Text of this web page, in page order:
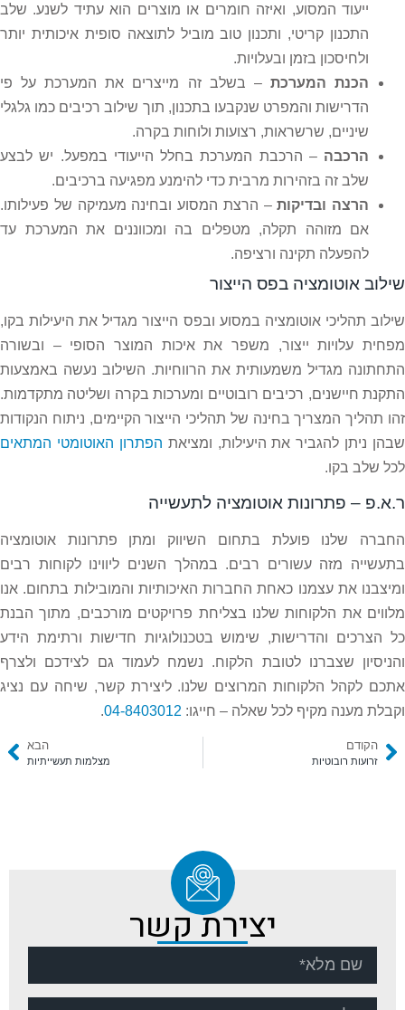
ייעוד המסוע, ואיזה חומרים או מוצרים הוא עתיד לשנע. שלב
התכנון קריטי, ותכנון טוב מוביל לתוצאה סופית איכותית יותר
ולחיסכון בזמן ובעלויות.
הכנת המערכת – בשלב זה מייצרים את המערכת על פי
הדרישות והמפרט שנקבעו בתכנון, תוך שילוב רכיבים כמו גלגלי
שיניים, שרשראות, רצועות ולוחות בקרה.
הרכבה – הרכבת המערכת בחלל הייעודי במפעל. יש לבצע
שלב זה בזהירות מרבית כדי להימנע מפגיעה ברכיבים.
הרצה ובדיקות– הרצת המסוע ובחינה מעמיקה של פעילותו.
אם מזוהה תקלה, מטפלים בה ומכווננים את המערכת עד
להפעלה תקינה ורציפה.
שילוב אוטומציה בפס הייצור
שילוב תהליכי אוטומציה במסוע ובפס הייצור מגדיל את היעילות בקו,
מפחית עלויות ייצור, משפר את איכות המוצר הסופי – ובשורה
התחתונה מגדיל משמעותית את הרווחיות. השילוב נעשה באמצעות
התקנת חיישנים, רכיבים רובוטיים ומערכות בקרה ושליטה מתקדמות.
זהו תהליך המצריך בחינה של תהליכי הייצור הקיימים, ניתוח הנקודות
שבהן ניתן להגביר את היעילות, ומציאת הפתרון האוטומטי המתאים
לכל שלב בקו.
ר.א.פ – פתרונות אוטומציה לתעשייה
החברה שלנו פועלת בתחום השיווק ומתן פתרונות אוטומציה
בתעשייה מזה עשורים רבים. במהלך השנים ליווינו לקוחות רבים
ומיצבנו את עצמנו כאחת החברות האיכותיות והמובילות בתחום. אנו
מלווים את הלקוחות שלנו בצליחת פרויקטים מורכבים, מתוך הבנת
כל הצרכים והדרישות, שימוש בטכנולוגיות חדישות ורתימת הידע
והניסיון שצברנו לטובת הלקוח. נשמח לעמוד גם לצידכם ולצרף
אתכם לקהל הלקוחות המרוצים שלנו. ליצירת קשר, שיחה עם נציג
וקבלת מענה מקיף לכל שאלה – חייגו: 04-8403012
.
הקודם
זרועות רובוטיות
הבא
מצלמות תעשייתיות
יצירת קשר